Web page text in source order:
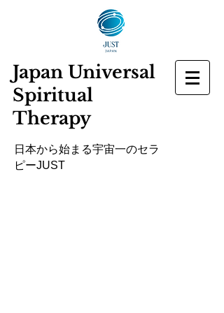
Japan Universal
Spiritual
Therapy
​日本から始まる宇宙一のセラ
ピーJUST